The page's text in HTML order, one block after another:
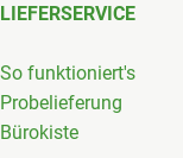
LIEFERSERVICE
So funktioniert's
Probelieferung
Bürokiste